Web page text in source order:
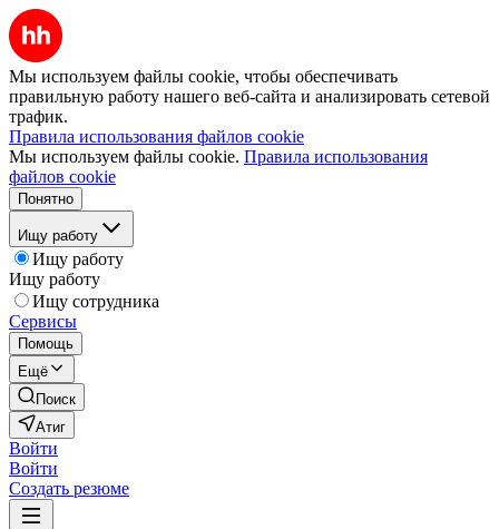
Мы используем файлы cookie, чтобы обеспечивать
правильную работу нашего веб-сайта и анализировать сетевой
трафик.
Правила использования файлов cookie
Мы используем файлы cookie. Правила использования
файлов cookie
Понятно
Ищу работу
Ищу работу
Ищу работу
Ищу сотрудника
Сервисы
Помощь
Ещё
Поиск
Атиг
Войти
Войти
Создать резюме